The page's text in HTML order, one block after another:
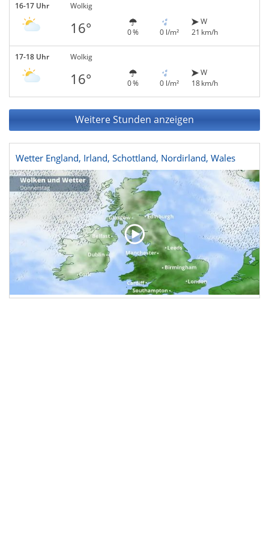
16-17 Uhr Wolkig
16° 0 % 0 l/m²
W
21 km/h
17-18 Uhr Wolkig
16° 0 % 0 l/m²
W
18 km/h
Weitere Stunden anzeigen
Wetter England, Irland, Schottland, Nordirland, Wales